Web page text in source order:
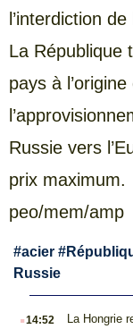
l’interdiction de
La République
pays à
Russie vers
prix maximum.
peo/mem/amp
#acier #
Russie
.14:52 La Hongrie